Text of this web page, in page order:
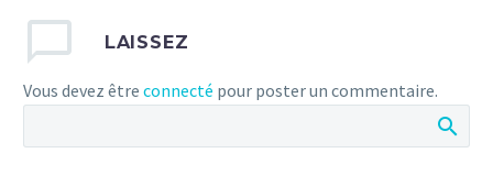
LAISSEZ
Vous devez être connecté pour poster un commentaire.